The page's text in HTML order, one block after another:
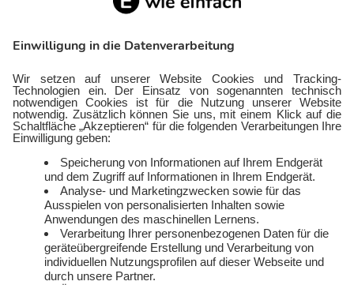
Wärmestrom
Gewerbestrom
FlexTarif Strom
Gewerbegas
Service
Freund:innen werben
Kündigen
Widerruf
Über uns
Auszeichnungen
Presse und Downloads
Jobs